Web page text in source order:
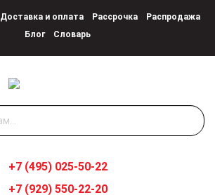
Доставка и оплата Рассрочка
Распродажа
Блог
Словарь
+7 (495) 025-50-22
+7 (929) 550-22-20